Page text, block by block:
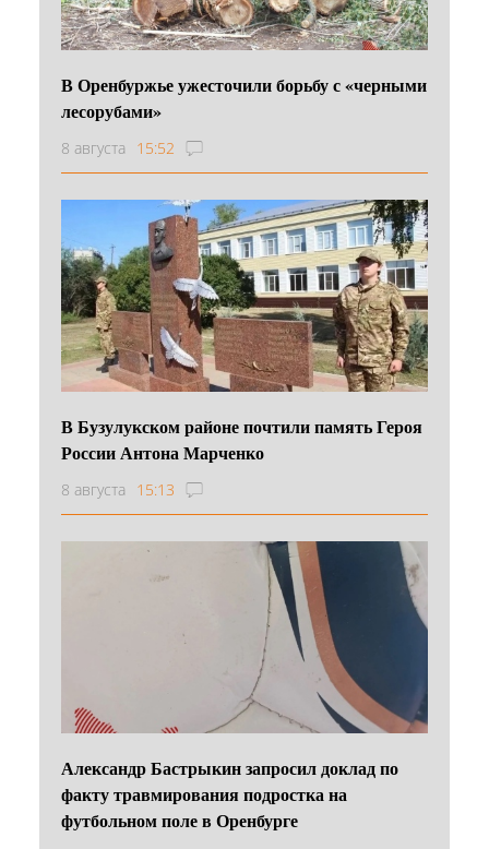
В Оренбуржье ужесточили борьбу с «черными
лесорубами»
8 августа 15:52
В Бузулукском районе почтили память Героя
России Антона Марченко
8 августа 15:13
Александр Бастрыкин запросил доклад по
факту травмирования подростка на
футбольном поле в Оренбурге